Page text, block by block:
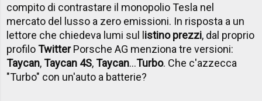
compito di contrastare il monopolio Tesla nel
mercato del lusso a zero emissioni. In risposta a un
lettore che chiedeva lumi sul listino prezzi, dal proprio
profiloTwitterPorsche AG menziona tre versioni:
Taycan,Taycan 4S,Taycan...Turbo. Che c'azzecca
"Turbo" con un'auto a batterie?